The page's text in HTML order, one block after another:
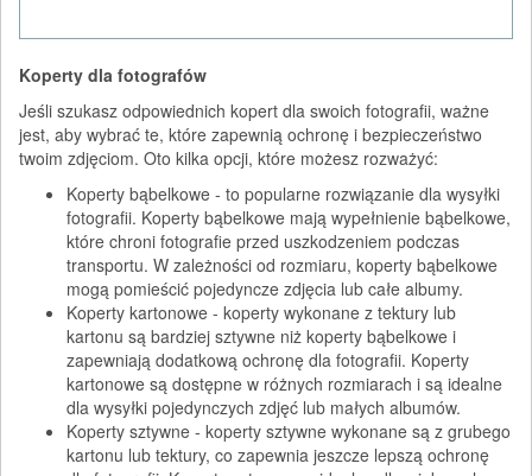
Koperty dla fotografów
Jeśli szukasz odpowiednich kopert dla swoich fotografii, ważne
jest, aby wybrać te, które zapewnią ochronę i bezpieczeństwo
twoim zdjęciom. Oto kilka opcji, które możesz rozważyć:
Koperty bąbelkowe - to popularne rozwiązanie dla wysyłki
fotografii. Koperty bąbelkowe mają wypełnienie bąbelkowe,
które chroni fotografie przed uszkodzeniem podczas
transportu. W zależności od rozmiaru, koperty bąbelkowe
mogą pomieścić pojedyncze zdjęcia lub całe albumy.
Koperty kartonowe - koperty wykonane z tektury lub
kartonu są bardziej sztywne niż koperty bąbelkowe i
zapewniają dodatkową ochronę dla fotografii. Koperty
kartonowe są dostępne w różnych rozmiarach i są idealne
dla wysyłki pojedynczych zdjęć lub małych albumów.
Koperty sztywne - koperty sztywne wykonane są z grubego
kartonu lub tektury, co zapewnia jeszcze lepszą ochronę